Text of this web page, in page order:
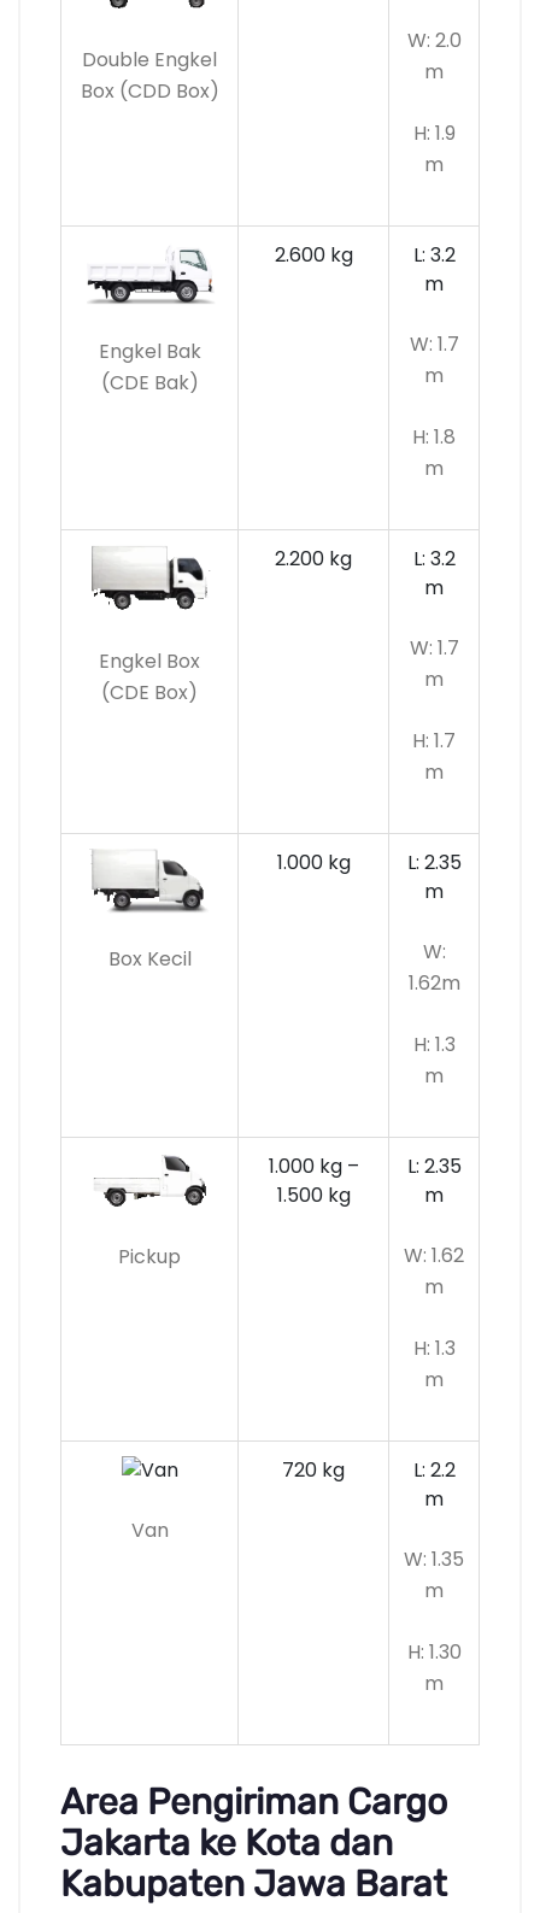
Double Engkel
Box (CDD Box)
W: 2.0
m
H: 1.9
m
Engkel Bak
(CDE Bak)
2.600 kg
L: 3.2
m
W: 1.7
m
H: 1.8
m
Engkel Box
(CDE Box)
2.200 kg
L: 3.2
m
W: 1.7
m
H: 1.7
m
Box Kecil
1.000 kg
L: 2.35
m
W:
1.62m
H: 1.3
m
Pickup
1.000 kg –
1.500 kg
L: 2.35
m
W: 1.62
m
H: 1.3
m
Van
720 kg
L: 2.2
m
W: 1.35
m
H: 1.30
m
Area Pengiriman Cargo
Jakarta ke Kota dan
Kabupaten Jawa Barat